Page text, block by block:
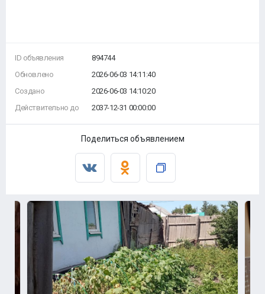
ID объявления
Обновлено
Создано
Действительно до
894744
2026-06-03 14:11:40
2026-06-03 14:10:20
2037-12-31 00:00:00
Поделиться объявлением